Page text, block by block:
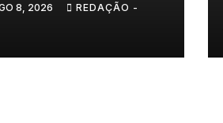
8, 2026 REDAÇÃO -